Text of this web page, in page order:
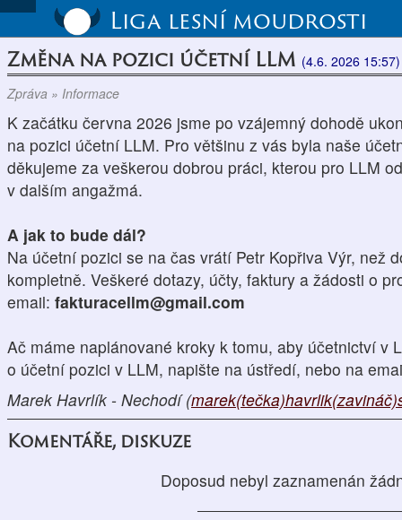
Liga lesní moudrosti
Změna na pozici účetní LLM (4.6. 2026 15:57)
Zpráva » Informace
K začátku června 2026 jsme po vzájemný dohodě
na pozici účetní LLM. Pro většinu z vás byla naše
děkujeme za veškerou dobrou práci, kterou pro LLM
v dalším angažmá.
A jak to bude dál?
Na účetní pozici se na čas vrátí Petr Kopřiva Výr, než
kompletně. Veškeré dotazy, účty, faktury a žádosti o
email: fakturacellm@gmail.com
Ač máme naplánované kroky k tomu, aby účetnictví v
o účetní pozici v LLM, napište na ústředí, nebo na
Marek Havrlík - Nechodí (
Komentáře, diskuze
Doposud nebyl zaznamenán